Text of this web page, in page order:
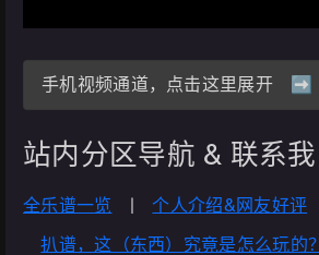
手机视频通道，点击这里展开 ➡️
站内分区导航 & 联系我
全乐谱一览 |个人介绍&网友好评
扒谱，这（东西）究竟是怎么玩的？